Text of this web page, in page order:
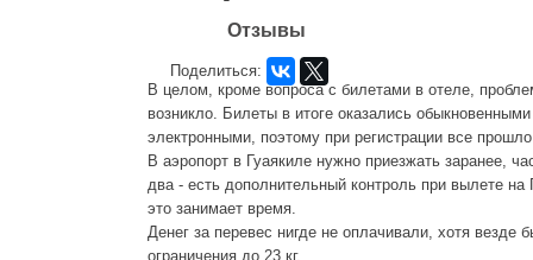
Отзывы
Поделиться:
В целом, кроме вопроса с билетами в отеле,
возникло. Билеты в итоге оказались обыкновенными
электронными, поэтому при регистрации все
В аэропорт в Гуаякиле нужно приезжать заранее,
два - есть дополнительный контроль при вылете на
это занимает время.
Денег за перевес нигде не оплачивали, хотя везде
ограничения до 23 кг.